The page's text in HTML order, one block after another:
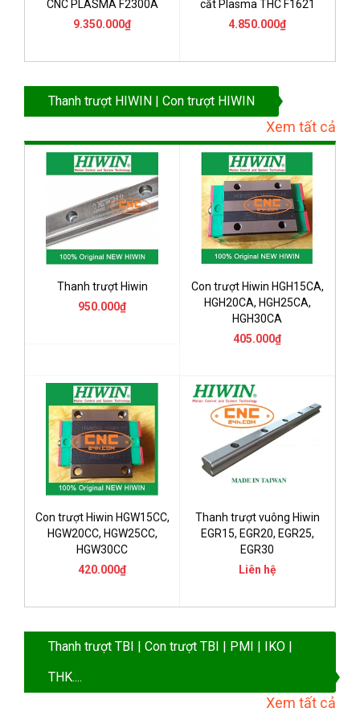
CNC PLASMA F2300A
9.350.000₫
cắt Plasma THC F1621
4.850.000₫
Thanh trượt HIWIN | Con trượt HIWIN
Xem tất cả
Thanh trượt Hiwin
950.000₫
Con trượt Hiwin HGH15CA,
HGH20CA, HGH25CA,
HGH30CA
405.000₫
Con trượt Hiwin HGW15CC,
HGW20CC, HGW25CC,
HGW30CC
420.000₫
Thanh trượt vuông Hiwin
EGR15, EGR20, EGR25,
EGR30
Liên hệ
Thanh trượt TBI | Con trượt TBI | PMI | IKO |
THK....
Xem tất cả